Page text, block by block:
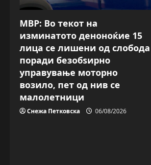
g
a
t
i
o
МВР: Во текот на
изминатото деноноќие 15
лица се лишени од слобода
поради безобѕирно
управување моторно
возило, пет од нив се
малолетници
Снежа Петковска 06/08/2026